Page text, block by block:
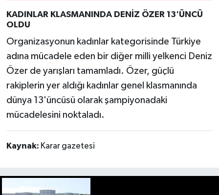
KADINLAR KLASMANINDA DENİZ ÖZER 13'ÜNCÜ
OLDU
Organizasyonun kadınlar kategorisinde Türkiye
adına mücadele eden bir diğer milli yelkenci Deniz
Özer de yarışları tamamladı. Özer, güçlü
rakiplerin yer aldığı kadınlar genel klasmanında
dünya 13'üncüsü olarak şampiyonadaki
mücadelesini noktaladı.
Kaynak: Karar gazetesi